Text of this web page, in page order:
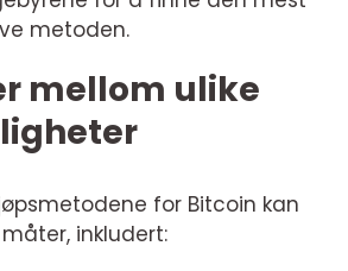
metoden.
mellom ulike
for Bitcoin kan
inkludert: